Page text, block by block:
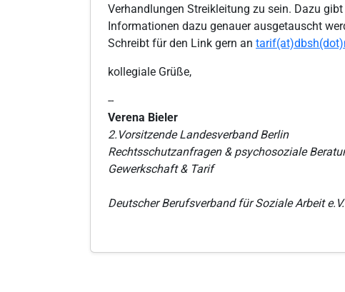
Verhandlungen Streikleitung zu sein. Dazu gibt
Informationen dazu genauer ausgetauscht
Schreibt für den Link gern an
kollegiale Grüße,
--
Verena Bieler
2.Vorsitzende Landesverband Berlin
Rechtsschutzanfragen & psychosoziale
Gewerkschaft & Tarif
Deutscher Berufsverband für Soziale Arbeit e.V.